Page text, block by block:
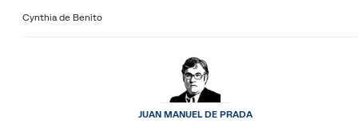
Cynthia de Benito
JUAN MANUEL DE PRADA